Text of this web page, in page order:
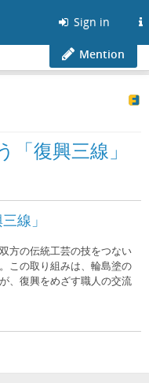
Sign in
Mention
復興三線」
線」
方の伝統工芸の技をつない
この取り組みは、輪島塗の
、復興をめざす職人の交流